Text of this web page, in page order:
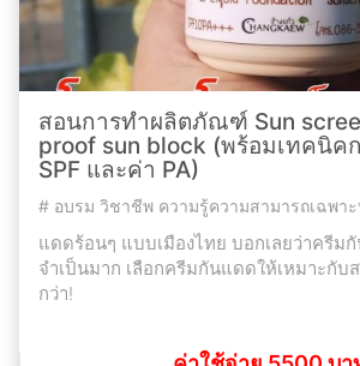
สอนการทำผลิตภัณฑ์ Sun
proof sun block (พร้อมเทคนิค
SPF และค่า PA)
# อบรม วิชาชีพ ความรู้ความสามารถเฉพาะ
แดดร้อนๆ แบบเมืองไทย บอกเลยว่าครีม
จำเป็นมาก เลือกครีมกันแดดให้เหมาะกั
กว่า!